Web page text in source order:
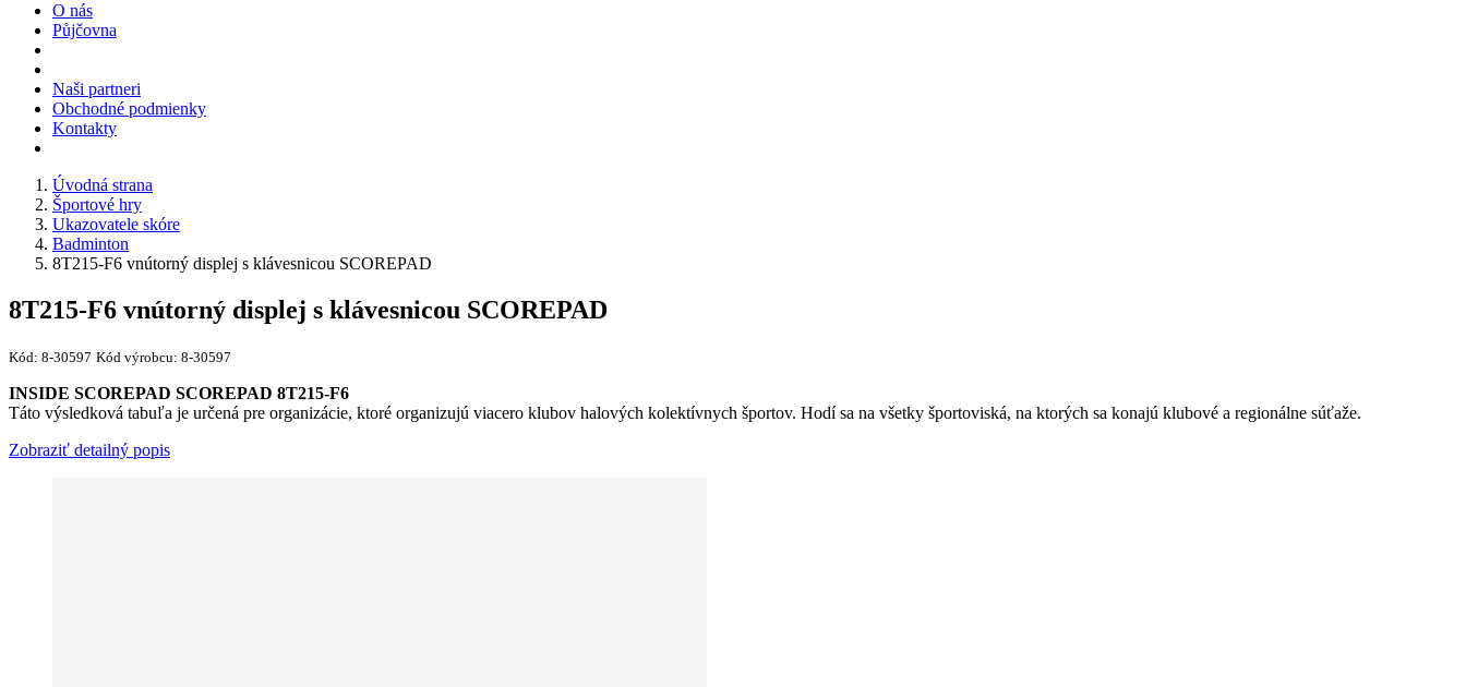
O nás
Půjčovna
Naši partneri
Obchodné podmienky
Kontakty
Úvodná strana
Športové hry
Ukazovatele skóre
Badminton
8T215-F6 vnútorný displej s klávesnicou SCOREPAD
8T215-F6 vnútorný displej s klávesnicou SCOREPAD
Kód: 8-30597 Kód výrobcu: 8-30597
INSIDE SCOREPAD SCOREPAD 8T215-F6
Táto výsledková tabuľa je určená pre organizácie, ktoré organizujú viacero klubov halových kolektívnych športov. Hodí sa na všetky športoviská, na ktorých sa konajú klubové a regionálne súťaže.
Zobraziť detailný popis